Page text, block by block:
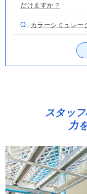
だけますか？
Q. カラーシミュレー
スタッ
力